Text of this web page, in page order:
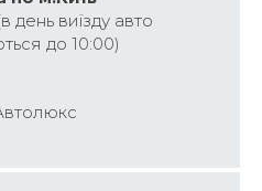
день виїзду авто
до 10:00)